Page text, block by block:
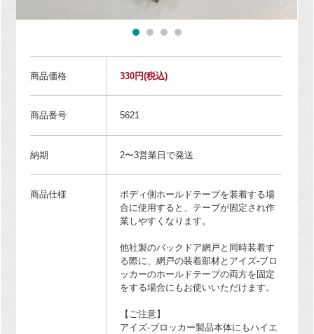
商品価格 330円(税込)
商品番号 5621
納期 2〜3営業日で発送
商品仕様
ボディ側ホールドテープを装着する場
合に使用すると、テープが固定され作
業しやすくなります。
他社製のバックドア網戸と同時装着す
る際に、網戸の装着部材とアイズ-ブロ
ッカーのホールドテープの両方を固定
をする場合にもお使いいただけます。
【ご注意】
アイズ-ブロッカー製品本体にもハイエ